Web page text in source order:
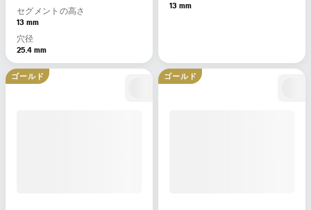
セグメントの高さ
13 mm
穴径
25.4 mm
13 mm
ゴールド ゴールド